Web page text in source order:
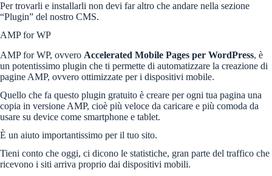
Per trovarli e installarli non devi far altro che andare nella sezione
“Plugin” del nostro CMS.
AMP for WP
AMP for WP, ovvero Accelerated Mobile Pages per WordPress, è
un potentissimo plugin che ti permette di automatizzare la creazione di
pagine AMP, ovvero ottimizzate per i dispositivi mobile.
Quello che fa questo plugin gratuito è creare per ogni tua pagina una
copia in versione AMP, cioè più veloce da caricare e più comoda da
usare su device come smartphone e tablet.
È un aiuto importantissimo per il tuo sito.
Tieni conto che oggi, ci dicono le statistiche, gran parte del traffico che
ricevono i siti arriva proprio dai dispositivi mobili.